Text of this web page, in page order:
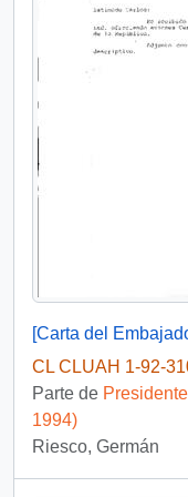
CL CLUAH 1-92-
Parte de
1994)
Riesco, Germán